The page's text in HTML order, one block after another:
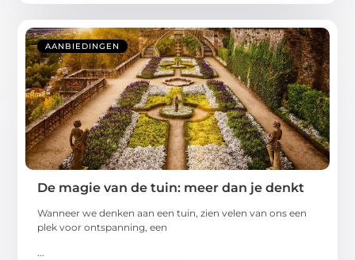
AANBIEDINGEN
De magie van de tuin: meer dan je denkt
Wanneer we denken aan een tuin, zien velen van ons een
plek voor ontspanning, een
...